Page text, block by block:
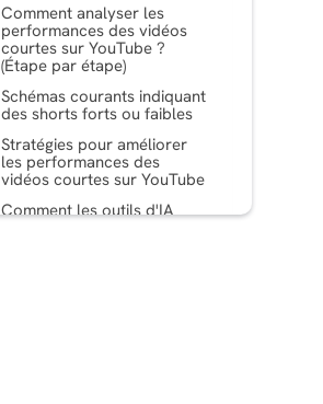
Comment analyser les
performances des vidéos
courtes sur YouTube ?
(Étape par étape)
Schémas courants indiquant
des shorts forts ou faibles
Stratégies pour améliorer
les performances des
vidéos courtes sur YouTube
Comment les outils d'IA